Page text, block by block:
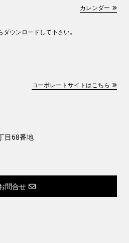
カレンダー
ダウンロードして下さい。
コーポレートサイトはこちら
目68番地
問合せ